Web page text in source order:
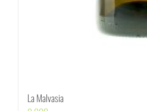
La Malvasia